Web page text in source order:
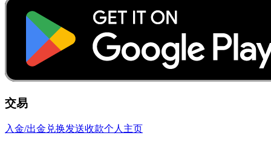
交易
入金/出金 兑换发送收款个人主页